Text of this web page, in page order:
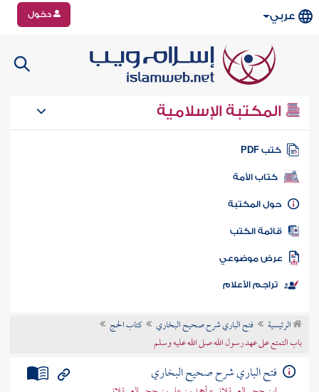
عربي دخول
المكتبة الإسلامية
كتب PDF
كتاب الأمة
المكتبة
الكتب
موضوعي
تراجم الأعلام
الرئيسية فتح الباري شرح صحيح البخاري
كتاب الحج
باب التمتع على عهد رسول الله صلى الله عليه وسلم
فتح الباري شرح صحيح البخاري